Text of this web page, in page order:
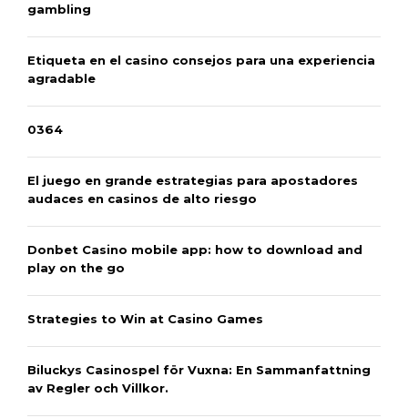
gambling
Etiqueta en el casino consejos para una experiencia
agradable
0364
El juego en grande estrategias para apostadores
audaces en casinos de alto riesgo
Donbet Casino mobile app: how to download and
play on the go
Strategies to Win at Casino Games
Biluckys Casinospel för Vuxna: En Sammanfattning
av Regler och Villkor.